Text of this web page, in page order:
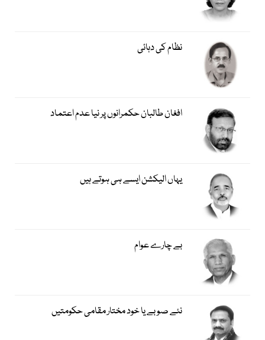
نظام کی دہائی
افغان طالبان حکمرانوں پر نیا عدم اعتماد
یہاں الیکشن ایسے ہی ہوتے ہیں
بے چارے عوام
نئے صوبے یا خود مختار مقامی حکومتیں